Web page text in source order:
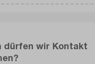
dürfen wir Kontakt